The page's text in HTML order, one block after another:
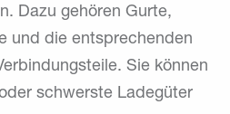
Dazu gehören Gurte,
und die entsprechenden
Sie können
schwerste Ladegüter